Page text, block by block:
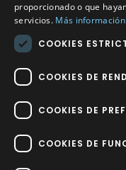
Emailinfo@factory-
HORARIO COMERCIAL
Lunes a viernes
10:00 a 14:00 / 18:00 a
proporcionado o que
servicios. Más información
COOKIES
COOKIES DE
COOKIES DE
COOKIES DE